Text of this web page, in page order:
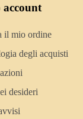
il mio ordine
degli acquisti
desideri